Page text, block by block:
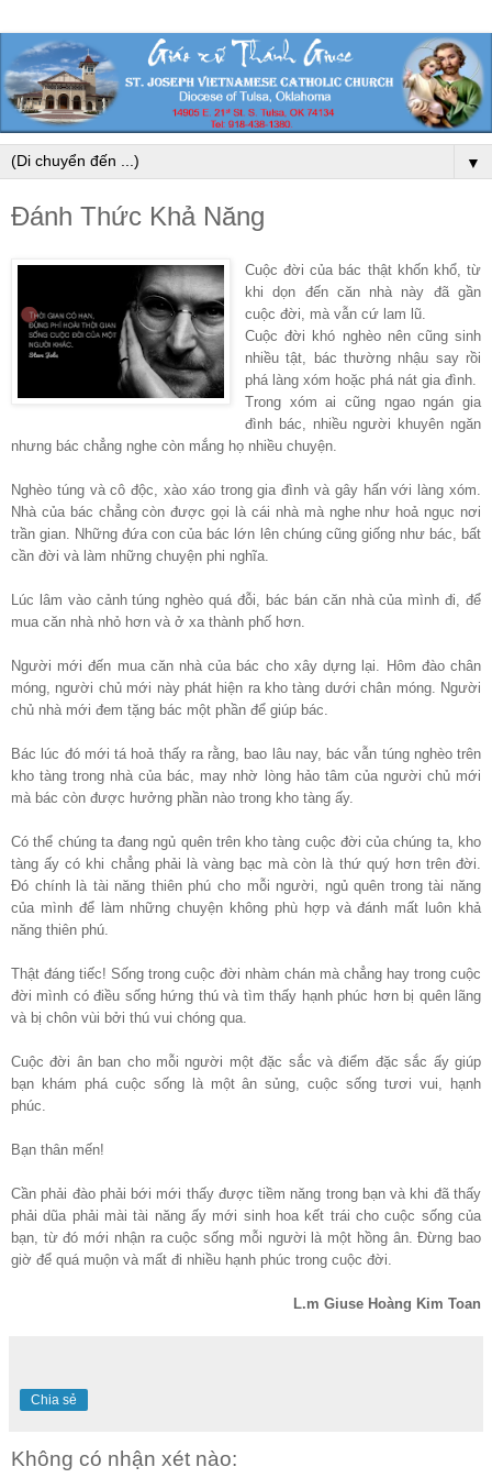
▼
Đánh Thức Khả Năng
Cuộc đời của bác thật khốn khổ, từ
khi dọn đến căn nhà này đã gần
cuộc đời, mà vẫn cứ lam lũ.
Cuộc đời khó nghèo nên cũng sinh
nhiều tật, bác thường nhậu say rồi
phá làng xóm hoặc phá nát gia đình.
Trong xóm ai cũng ngao ngán gia
đình bác, nhiều người khuyên ngăn
nhưng bác chẳng nghe còn mắng họ nhiều chuyện.
Nghèo túng và cô độc, xào xáo trong gia đình và gây hấn với làng xóm.
Nhà của bác chẳng còn được gọi là cái nhà mà nghe như hoả ngục nơi
trần gian. Những đứa con của bác lớn lên chúng cũng giống như bác, bất
cần đời và làm những chuyện phi nghĩa.
Lúc lâm vào cảnh túng nghèo quá đỗi, bác bán căn nhà của mình đi, để
mua căn nhà nhỏ hơn và ở xa thành phố hơn.
Người mới đến mua căn nhà của bác cho xây dựng lại. Hôm đào chân
móng, người chủ mới này phát hiện ra kho tàng dưới chân móng. Người
chủ nhà mới đem tặng bác một phần để giúp bác.
Bác lúc đó mới tá hoả thấy ra rằng, bao lâu nay, bác vẫn túng nghèo trên
kho tàng trong nhà của bác, may nhờ lòng hảo tâm của người chủ mới
mà bác còn được hưởng phần nào trong kho tàng ấy.
Có thể chúng ta đang ngủ quên trên kho tàng cuộc đời của chúng ta, kho
tàng ấy có khi chẳng phải là vàng bạc mà còn là thứ quý hơn trên đời.
Đó chính là tài năng thiên phú cho mỗi người, ngủ quên trong tài năng
của mình để làm những chuyện không phù hợp và đánh mất luôn khả
năng thiên phú.
Thật đáng tiếc! Sống trong cuộc đời nhàm chán mà chẳng hay trong cuộc
đời mình có điều sống hứng thú và tìm thấy hạnh phúc hơn bị quên lãng
và bị chôn vùi bởi thú vui chóng qua.
Cuộc đời ân ban cho mỗi người một đặc sắc và điểm đặc sắc ấy giúp
bạn khám phá cuộc sống là một ân sủng, cuộc sống tươi vui, hạnh
phúc.
Bạn thân mến!
Cần phải đào phải bới mới thấy được tiềm năng trong bạn và khi đã thấy
phải dũa phải mài tài năng ấy mới sinh hoa kết trái cho cuộc sống của
bạn, từ đó mới nhận ra cuộc sống mỗi người là một hồng ân. Đừng bao
giờ để quá muộn và mất đi nhiều hạnh phúc trong cuộc đời.
L.m Giuse Hoàng Kim Toan
Chia sẻ
Không có nhận xét nào: